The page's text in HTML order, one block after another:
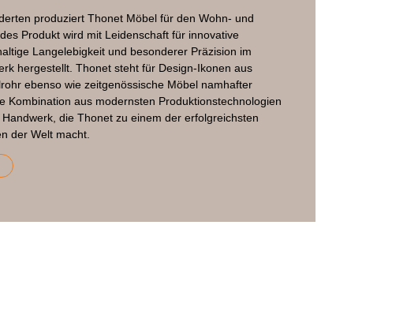
produziert Thonet Möbel für den Wohn- und
Produkt wird mit Leidenschaft für innovative
Langelebigkeit und besonderer Präzision im
hergestellt. Thonet steht für Design-Ikonen aus
ebenso wie zeitgenössische Möbel namhafter
Kombination aus modernsten Produktionstechnologien
die Thonet zu einem der erfolgreichsten
der Welt macht.